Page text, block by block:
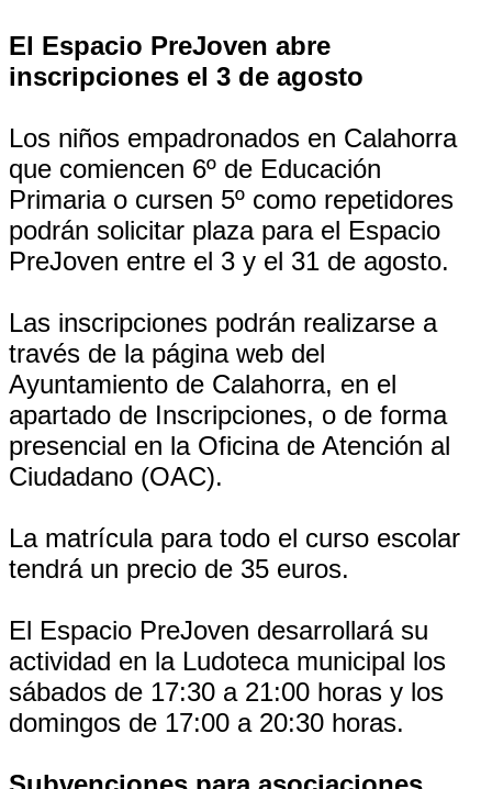
El Espacio PreJoven abre
inscripciones el 3 de agosto
Los niños empadronados en Calahorra
que comiencen 6º de Educación
Primaria o cursen 5º como repetidores
podrán solicitar plaza para el Espacio
PreJoven entre el 3 y el 31 de agosto.
Las inscripciones podrán realizarse a
través de la página web del
Ayuntamiento de Calahorra, en el
apartado de Inscripciones, o de forma
presencial en la Oficina de Atención al
Ciudadano (OAC).
La matrícula para todo el curso escolar
tendrá un precio de 35 euros.
El Espacio PreJoven desarrollará su
actividad en la Ludoteca municipal los
sábados de 17:30 a 21:00 horas y los
domingos de 17:00 a 20:30 horas.